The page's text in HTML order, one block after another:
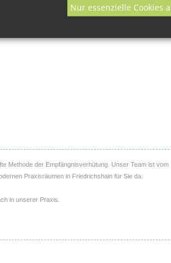
Ebenso wird die Vasektomie von Experten schnell
eine klare und endgültige Entscheidung.
Methode der Empfängnisverhütung. Unser Team ist vom
Praxisräumen in Friedrichshain für Sie da.
in unserer Praxis.
Nur essenzielle Cookies